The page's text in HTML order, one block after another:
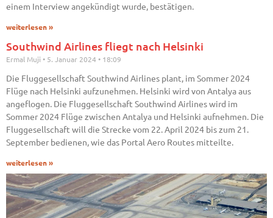
einem Interview angekündigt wurde, bestätigen.
weiterlesen »
Southwind Airlines fliegt nach Helsinki
Ermal Muji 5. Januar 2024 18:09
Die Fluggesellschaft Southwind Airlines plant, im Sommer 2024
Flüge nach Helsinki aufzunehmen. Helsinki wird von Antalya aus
angeflogen. Die Fluggesellschaft Southwind Airlines wird im
Sommer 2024 Flüge zwischen Antalya und Helsinki aufnehmen. Die
Fluggesellschaft will die Strecke vom 22. April 2024 bis zum 21.
September bedienen, wie das Portal Aero Routes mitteilte.
weiterlesen »